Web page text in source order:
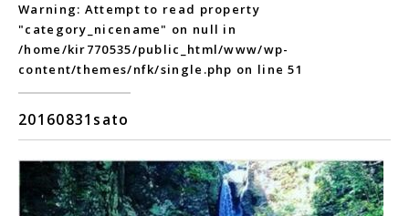
Warning: Attempt to read property
"category_nicename" on null in
/home/kir770535/public_html/www/wp-
content/themes/nfk/single.php on line51
20160831sato